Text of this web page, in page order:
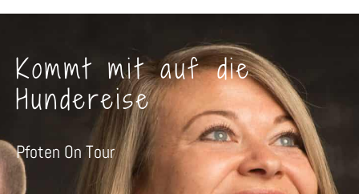
Kommt mit auf die
Hundereise
Pfoten On Tour